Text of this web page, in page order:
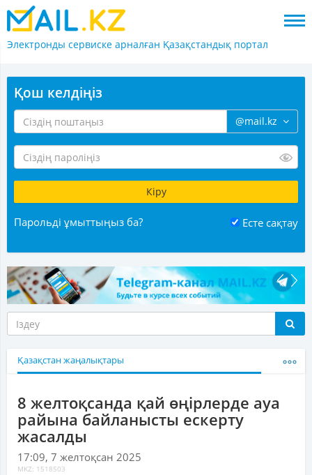
Электронды сервиске арналған Қазақстандық портал
Қош келдіңіз
@mail.kz
Парольді ұмыттыңыз ба? Есте сақтау
Қазақстан жаңалықтары
8 желтоқсанда қай өңірлерде ауа
райына байланысты ескерту
жасалды
17:09, 7 желтоқсан 2025
MKZ: 1518503